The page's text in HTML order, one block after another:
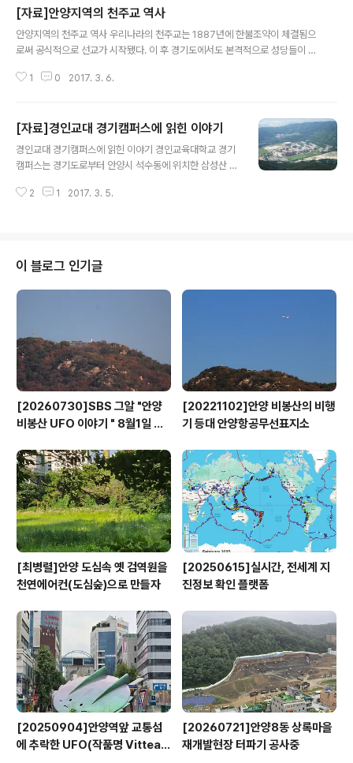
[자료]안양지역의 천주교 역사
안양지역의 천주교 역사 우리나라의 천주교는 1887년에 한불조약이 체결됨으
로써 공식적으로 선교가 시작됐다. 이 후 경기도에서도 본격적으로 성당들이 건
진 예배처가 경기도 최초의 성당이다. 일명 '갓등이 성당'이라고 불리던'왕림성
본당으로 하여 안양의 첫 성당인 '장내동성당'(현 중앙성당)이 건립됨으로써 명
실공히 안양 지역에도 한국 천주교의 계보를 잇게 됐다. 안양지역의 천주교 유
례를 보면 '장내동성당'이 건립되기 전에 '하우현성당'에서 관할하던 수리산 공
1 0 2017. 3. 6.
[자료]경인교대 경기캠퍼스에 읽힌 이야기
경인교대 경기캠퍼스에 읽힌 이야기 경인교육대학교 경기
캠퍼스는 경기도로부터 안양시 석수동에 위치한 삼성산 자
99억원을 지원받아 2003년 12월 착공한 지 2년여만인
설립이 불가능하자 경인교대 캠퍼스 유치에 나선 것으로
도는 2001년 '경기교육대학 설립 1천만 서명운동'을 펼치
는 등의 노력 끝에 2003년 경기도가 대학 설립예산을 부
003년 12월23일 착공식을 가졌으며 ..
2 1 2017. 3. 5.
이 블로그 인기글
[20260730]SBS 그알 "안양
비봉산 UFO 이야기 " 8월1일 방
[20221102]안양 비봉산의 비행
기 등대 안양항공무선표지소
[최병렬]안양 도심속 옛 검역원을
천연에어컨(도심숲)으로 만들자
[20250615]실시간, 전세계 지
진정보 확인 플랫폼
[20250904]안양역앞 교통섬
에 추락한 UFO(작품명 Vitteau
[20260721]안양8동 상록마을
재개발현장 터파기 공사중